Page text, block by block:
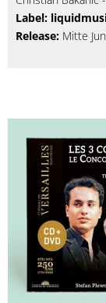
Label:
Release: Mitte